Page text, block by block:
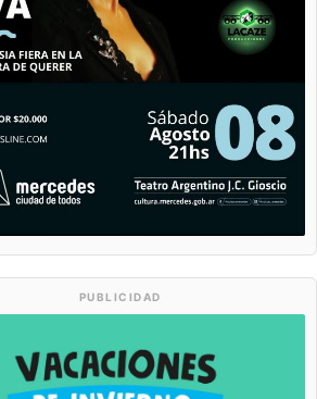
PUBLICIDAD